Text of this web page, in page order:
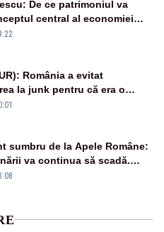
De ce patrimoniul va
central al economiei
România a evitat
la junk pentru că era o
bănci și fondurile de
sumbru de la Apele Române:
va continua să scadă.
s-ar putea închide în 4 zile